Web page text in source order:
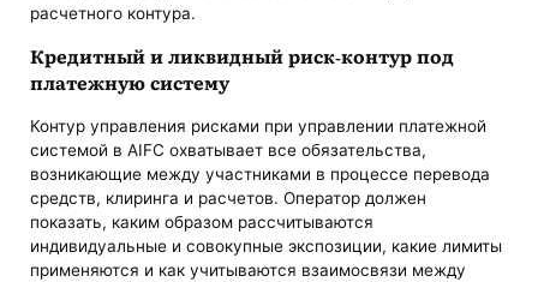
расчетного контура.
Кредитный и ликвидный риск-контур под
платежную систему
Контур управления рисками при управлении платежной
системой в AIFC охватывает все обязательства,
возникающие между участниками в процессе перевода
средств, клиринга и расчетов. Оператор должен
показать, каким образом рассчитываются
индивидуальные и совокупные экспозиции, какие лимиты
применяются и как учитываются взаимосвязи между